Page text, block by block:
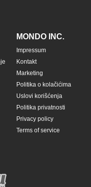
MONDO INC.
Impressum
Kontakt
Marketing
Politika o kolačićima
Uslovi korišćenja
Politika privatnosti
Privacy policy
Terms of service